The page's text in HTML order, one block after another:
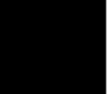
en EE.UU.. Con una
película tiene